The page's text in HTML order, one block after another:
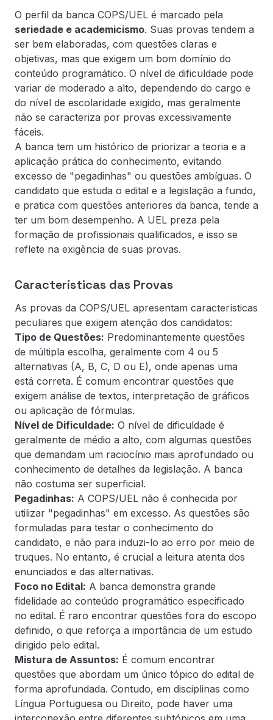
O perfil da banca COPS/UEL é marcado pela
seriedade e academicismo. Suas provas tendem a
ser bem elaboradas, com questões claras e
objetivas, mas que exigem um bom domínio do
conteúdo programático. O nível de dificuldade pode
variar de moderado a alto, dependendo do cargo e
do nível de escolaridade exigido, mas geralmente
não se caracteriza por provas excessivamente
fáceis.
A banca tem um histórico de priorizar a teoria e a
aplicação prática do conhecimento, evitando
excesso de "pegadinhas" ou questões ambíguas. O
candidato que estuda o edital e a legislação a fundo,
e pratica com questões anteriores da banca, tende a
ter um bom desempenho. A UEL preza pela
formação de profissionais qualificados, e isso se
reflete na exigência de suas provas.
Características das Provas
As provas da COPS/UEL apresentam características
peculiares que exigem atenção dos candidatos:
Tipo de Questões: Predominantemente questões
de múltipla escolha, geralmente com 4 ou 5
alternativas (A, B, C, D ou E), onde apenas uma
está correta. É comum encontrar questões que
exigem análise de textos, interpretação de gráficos
ou aplicação de fórmulas.
Nível de Dificuldade: O nível de dificuldade é
geralmente de médio a alto, com algumas questões
que demandam um raciocínio mais aprofundado ou
conhecimento de detalhes da legislação. A banca
não costuma ser superficial.
Pegadinhas: A COPS/UEL não é conhecida por
utilizar "pegadinhas" em excesso. As questões são
formuladas para testar o conhecimento do
candidato, e não para induzi-lo ao erro por meio de
truques. No entanto, é crucial a leitura atenta dos
enunciados e das alternativas.
Foco no Edital: A banca demonstra grande
fidelidade ao conteúdo programático especificado
no edital. É raro encontrar questões fora do escopo
definido, o que reforça a importância de um estudo
dirigido pelo edital.
Mistura de Assuntos: É comum encontrar
questões que abordam um único tópico do edital de
forma aprofundada. Contudo, em disciplinas como
Língua Portuguesa ou Direito, pode haver uma